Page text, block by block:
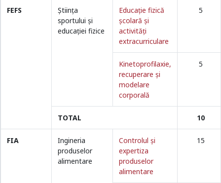
FEFS
Ştiinţa
sportului și
educației fizice
Educație fizică
școlară și
activități
extracurriculare
5
Kinetoprofilaxie,
recuperare și
modelare
corporală
5
TOTAL 10
FIA
Ingineria
produselor
alimentare
Controlul şi
expertiza
produselor
alimentare
15